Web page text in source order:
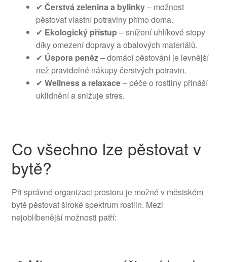
✔ Čerstvá zelenina a bylinky– možnost
pěstovat vlastní potraviny přímo doma.
✔ Ekologický přístup – snížení uhlíkové stopy
díky omezení dopravy a obalových materiálů.
✔ Úspora peněz– domácí pěstování je levnější
než pravidelné nákupy čerstvých potravin.
✔ Wellness a relaxace– péče o rostliny přináší
uklidnění a snižuje stres.
Co všechno lze pěstovat v
bytě?
Při správné organizaci prostoru je možné v městském
bytě pěstovat široké spektrum rostlin. Mezi
nejoblíbenější možnosti patří: